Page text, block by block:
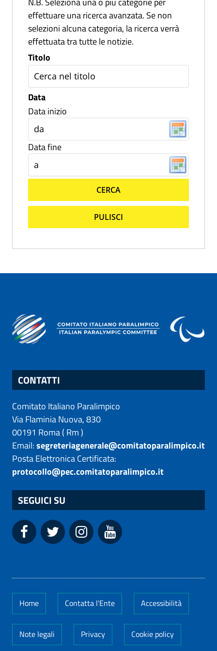
effettuare una ricerca avanzata. Se non
selezioni alcuna categoria, la ricerca verrà
effettuata tra tutte le notizie.
Titolo
Data
Data inizio
Data fine
CERCA
PULISCI
CONTATTI
Comitato Italiano Paralimpico
Via Flaminia Nuova, 830
00191 Roma( Rm)
Email:segreteriagenerale@comitatoparalimpico.it
Posta Elettronica Certificata:
protocollo@pec.comitatoparalimpico.it
SEGUICI SU
Home Contatta l'Ente Accessibilità
Note legali Privacy Cookie policy